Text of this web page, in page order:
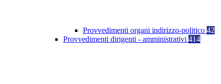
Provvedimenti organi indirizzo-politico 42
Provvedimenti dirigenti - amministrativi 414